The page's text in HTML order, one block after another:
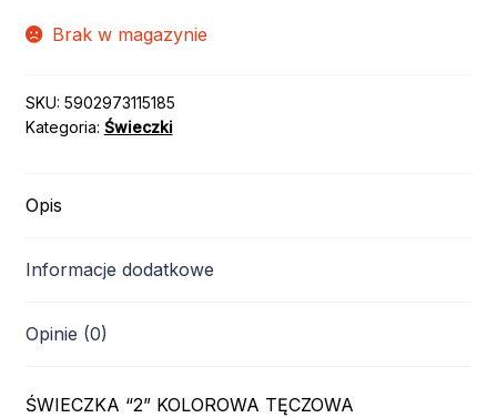
Brak w magazynie
SKU: 5902973115185
Kategoria: Świeczki
Opis
Informacje dodatkowe
Opinie (0)
ŚWIECZKA “2” KOLOROWA TĘCZOWA